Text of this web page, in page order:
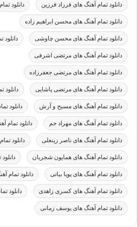
دانلود تمام آهنگ های فرزاد فرزین دانلود
دانلود تمام آهنگ های محسن ابراهیم زاده
دانلود تمام آهنگ های محسن چاوشی
دانلود تمام آهنگ های مرتضی اشرفی
دانلود تمام آهنگ های مرتضی جعفرزاده
دانلود تمام آهنگ های مرتضی پاشایی دانلود
دانلود تمام آهنگ های مسیح و آرش دانلود
دانلود تمام آهنگ های مهراد جم دانلود تمام
دانلود تمام آهنگ های ناصر زینعلی دانلود
دانلود تمام آهنگ های همایون شجریان
دانلود تمام آهنگ های پویا بیاتی دانلود تمام
دانلود تمام آهنگ های کسری زاهدی دانلود
دانلود تمام آهنگ های یوسف زمانی